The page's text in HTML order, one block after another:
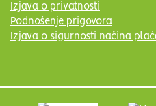
Izjava o privatnosti
Podnošenje prigovora
Izjava o sigurnosti načina